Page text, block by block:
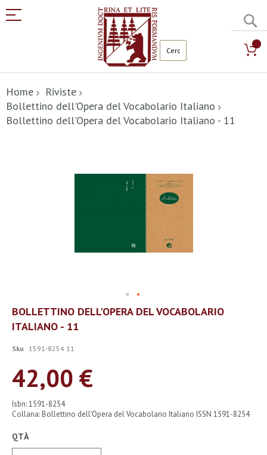
al
contenuto
Home
Riviste
Bollettino dell'Opera del Vocabolario Italiano
Bollettino dell'Opera del Vocabolario Italiano - 11
Vai
all'inizio
della
di
BOLLETTINO DELL'OPERA DEL VOCABOLARIO
ITALIANO - 11
Sku 1591-8254 11
42,00 €
Isbn: 1591-8254
Collana: Bollettino dell'Opera del Vocabolario Italiano ISSN 1591-8254
QTÀ